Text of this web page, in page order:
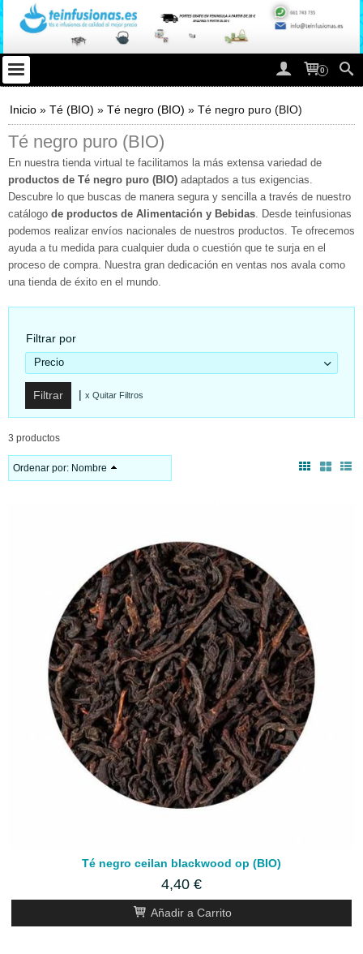
0
Inicio » Té (BIO) » Té negro (BIO) » Té negro puro (BIO)
Té negro puro (BIO)
En nuestra tienda virtual te facilitamos la más extensa variedad de
productos de Té negro puro (BIO) adaptados a tus exigencias.
Descubre lo que buscas de manera segura y sencilla a través de nuestro
catálogo de productos de Alimentación y Bebidas. Desde teinfusionas
podemos realizar envíos nacionales de nuestros productos. Te ofrecemos
ayuda a tu medida para cualquier duda o cuestión que te surja en el
proceso de compra. Nuestra gran dedicación en ventas nos avala como
una tienda de éxito en el mundo.
Filtrar por
Precio
| x Quitar Filtros
3 productos
Ordenar por: Nombre
Té negro ceilan blackwood op (BIO)
4,40 €
Añadir a Carrito